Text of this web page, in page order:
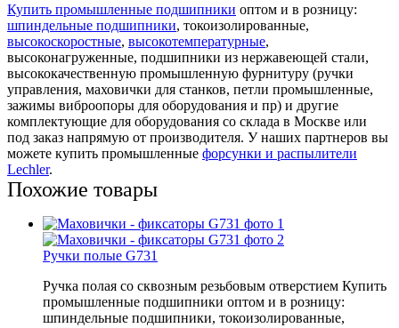
Купить промышленные подшипники оптом и в розницу:
шпиндельные подшипники, токоизолированные,
высокоскоростные, высокотемпературные,
высоконагруженные, подшипники из нержавеющей стали,
высококачественную промышленную фурнитуру (ручки
управления, маховички для станков, петли промышленные,
зажимы виброопоры для оборудования и пр) и другие
комплектующие для оборудования со склада в Москве или
под заказ напрямую от производителя. У наших партнеров вы
можете купить промышленные форсунки и распылители
Lechler.
Похожие товары
Ручки полые G731
Ручка полая со сквозным резьбовым отверстием Купить
промышленные подшипники оптом и в розницу:
шпиндельные подшипники, токоизолированные,